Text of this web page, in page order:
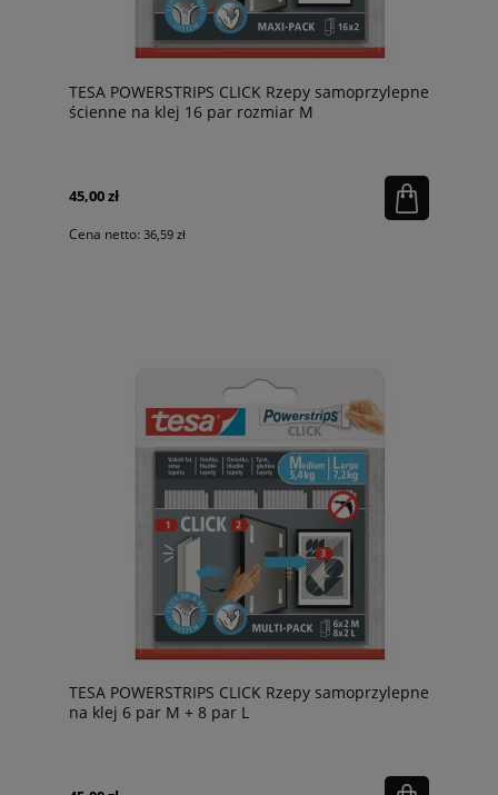
TESA POWERSTRIPS CLICK Rzepy samoprzylepne
ścienne na klej 16 par rozmiar M
45,00 zł
Cena netto: 36,59 zł
TESA POWERSTRIPS CLICK Rzepy samoprzylepne
na klej 6 par M + 8 par L